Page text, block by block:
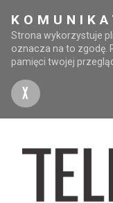
Strona wykorzystuje
oznacza na to zgodę.
pamięci twojej
X